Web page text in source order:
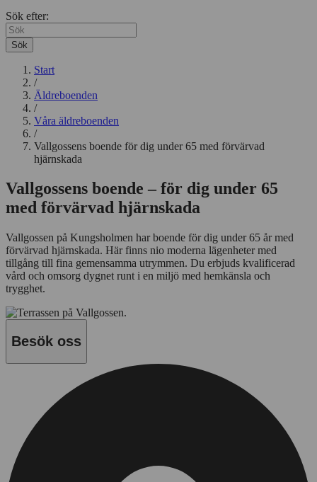
Sök efter:
Sök
Start
/
Äldreboenden
/
Våra äldreboenden
/
Vallgossens boende för dig under 65 med förvärvad
hjärnskada
Vallgossens boende – för dig under 65
med förvärvad hjärnskada
Vallgossen på Kungsholmen har boende för dig under 65 år med
förvärvad hjärnskada. Här finns nio moderna lägenheter med
tillgång till fina gemensamma utrymmen. Du erbjuds kvalificerad
vård och omsorg dygnet runt i en miljö med hemkänsla och
trygghet.
Besök oss